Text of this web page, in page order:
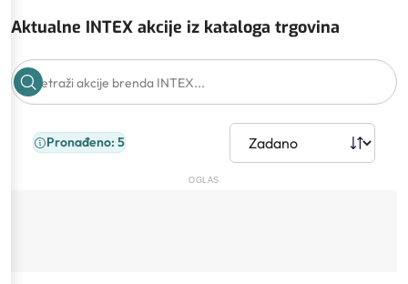
Aktualne INTEX akcije iz kataloga trgovina
Pronađeno: 5
OGLAS